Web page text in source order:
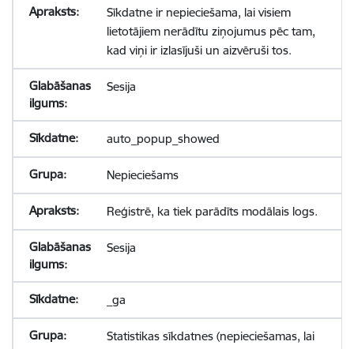
Sīkdatne ir nepieciešama, lai visiem
lietotājiem nerādītu ziņojumus pēc tam,
kad viņi ir izlasījuši un aizvēruši tos.
Sesija
auto_popup_showed
Nepieciešams
Reģistrē, ka tiek parādīts modālais logs.
Sesija
_ga
Statistikas sīkdatnes (nepieciešamas, lai